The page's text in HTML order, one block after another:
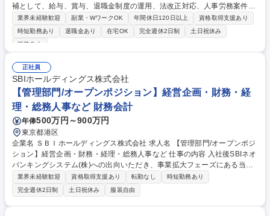
補として、給与、賞与、退職金制度の運用、法改正対応、人事労務案件対
応、各種助成金申請、行政対応などを統括します。自社に加え、グループ
全体の障がい者雇用推進にも関わるポジションです。 ■給与、賞与、退職
金制度の運用全般の統括■法改正対応および関連制度、規程整備の統括■人
連業務の統括■各種助成金申請書類作成、手続き関連業務の統括■行政対応
（労基署、ハローワーク等）の統括 【仕事の魅力】事業拡大に伴う成長フ
ェーズで、管理部門の責任者候補として組織づくりに関われます。 募集職
種 【大阪】人事総務(課長候補)/梅田駅徒歩5分/安定のヤンマーグループ
業界未経験歓迎 副業・WワークOK 年間休日120日以上
資格取得支援あり
時短勤務あり
退職金あり 在宅OK 完全週休2日制
土日祝休み
服装自由
正社員
SBIホールディングス株式会社
【管理部門/オープンポジション】経営企画・財務・経
理・総務人事など 財務会計
年俸500万円～900万円
東京都港区
企業名 ＳＢＩホールディングス株式会社 求人名 【管理部門/オープンポジ
ション】経営企画・財務・経理・総務人事など 仕事の内容 入社後SBIネオ
バンキングシステム(株)への出向いただき、事業拡大フェーズにある当社
において、経営管理グループの一員として、経営企画・財務経理・総務人
事などのコーポレート機能を幅広く担っていただきます。 ご担当いただく
領域は、ご経験・スキル・適性を踏まえて決定します。 【詳細】 ■経営企
画・経営管理：年次・中期事業計画の策定支援・進捗管理/KPI管理・経営
業界未経験歓迎 資格取得支援あり 転勤なし
時短勤務あり
完全週休2日制
土日祝休み 服装自由